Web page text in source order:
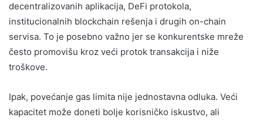
decentralizovanih aplikacija, DeFi protokola,
institucionalnih blockchain rešenja i drugih on-chain
servisa. To je posebno važno jer se konkurentske mreže
često promovišu kroz veći protok transakcija i niže
troškove.
Ipak, povećanje gas limita nije jednostavna odluka. Veći
kapacitet može doneti bolje korisničko iskustvo, ali